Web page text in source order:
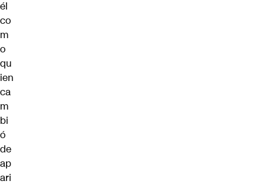
él
co
m
o
qu
ien
ca
m
bi
ó
de
ap
ari